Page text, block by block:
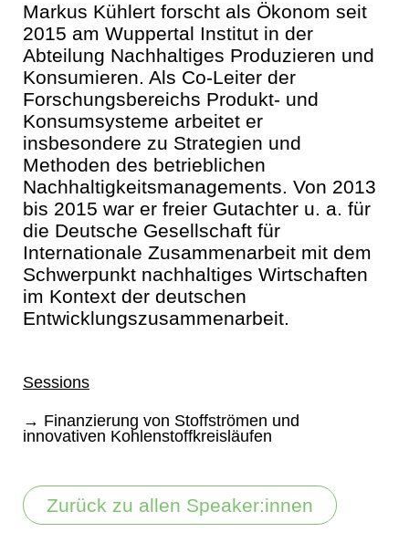
Markus Kühlert forscht als Ökonom seit
2015 am Wuppertal Institut in der
Abteilung Nachhaltiges Produzieren und
Konsumieren. Als Co-Leiter der
Forschungsbereichs Produkt- und
Konsumsysteme arbeitet er
insbesondere zu Strategien und
Methoden des betrieblichen
Nachhaltigkeitsmanagements. Von 2013
bis 2015 war er freier Gutachter u. a. für
die Deutsche Gesellschaft für
Internationale Zusammenarbeit mit dem
Schwerpunkt nachhaltiges Wirtschaften
im Kontext der deutschen
Entwicklungszusammenarbeit.
Sessions
→ Finanzierung von Stoffströmen und
innovativen Kohlenstoffkreisläufen
Zurück zu allen Speaker:innen